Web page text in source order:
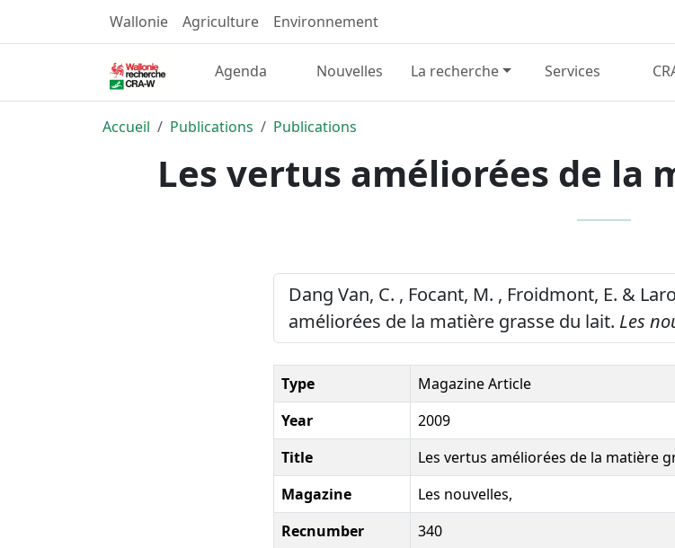
Wallonie Agriculture Environnement
Agenda Nouvelles La recherche Services
Accueil Publications Publications
Les vertus améliorées de la
Dang Van, C. , Focant, M. , Froidmont, E. &
améliorées de la matière grasse du lait. Les
Type
Magazine Article
Year
2009
Title
Les vertus améliorées de la matière
Magazine
Les nouvelles,
Recnumber
340